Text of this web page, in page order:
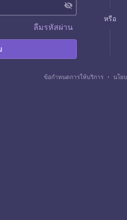
visibility_off
ลืมรหัสผ่าน
หรือ
ข้อกำหนดการให้บริการ ・ นโย